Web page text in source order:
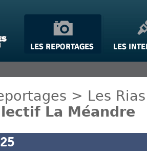
> Les Rias
La Méandre